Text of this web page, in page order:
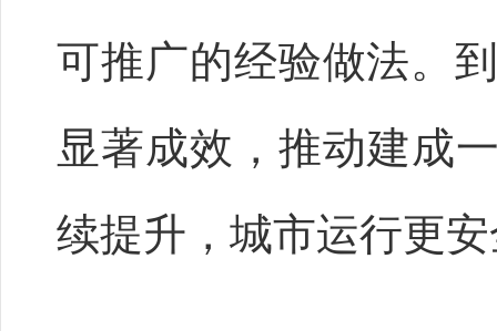
可推广的经验做法。
显著成效，推动建成
续提升，城市运行更